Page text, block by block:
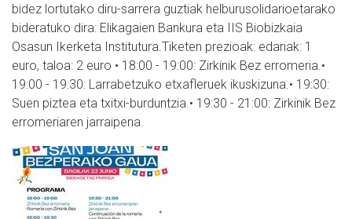
bidez lortutako diru-sarrera guztiak helburusolidarioetarako
bideratuko dira: Elikagaien Bankura eta IIS Biobizkaia
Osasun Ikerketa Institutura.Tiketen prezioak: edariak: 1
euro, taloa: 2 euro • 18:00 - 19:00: Zirkinik Bez erromeria.•
19:00 - 19:30: Larrabetzuko etxafleruek ikuskizuna.• 19:30:
Suen piztea eta txitxi-burduntzia.• 19:30 - 21:00: Zirkinik Bez
erromeriaren jarraipena.